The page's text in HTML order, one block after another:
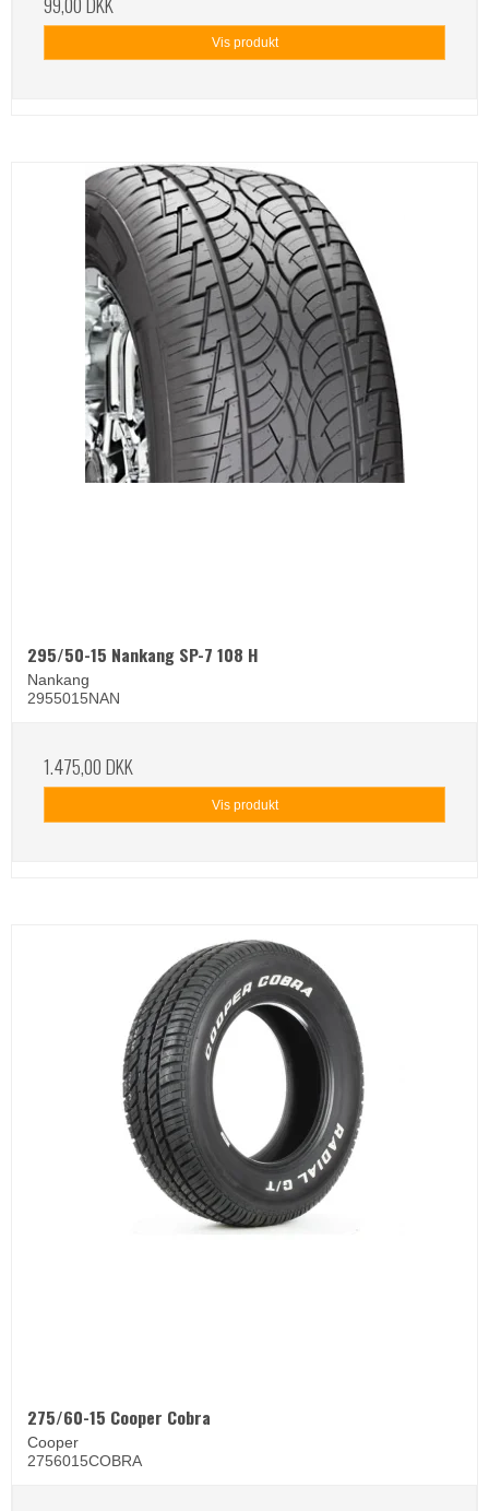
Vis produkt
295/50-15 Nankang SP-7 108 H
Nankang
2955015NAN
1.475,00 DKK
Vis produkt
275/60-15 Cooper Cobra
Cooper
2756015COBRA